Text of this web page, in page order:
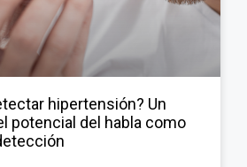
hipertensión? Un
potencial del habla como